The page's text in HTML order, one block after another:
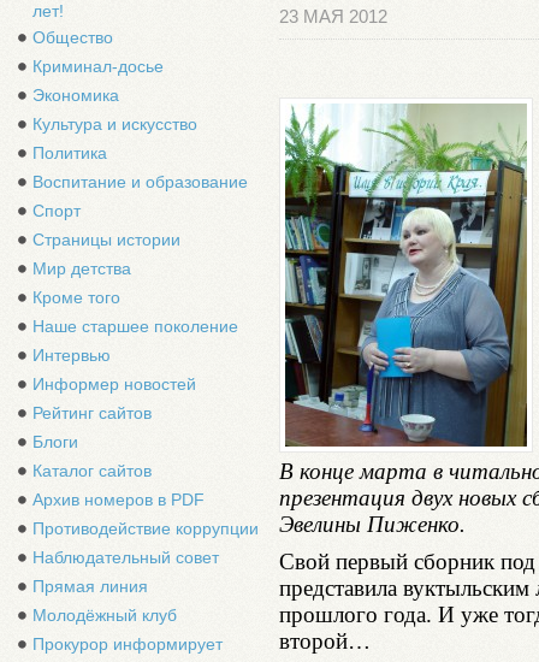
лет!
Общество
Криминал-досье
Экономика
Культура и искусство
Политика
Воспитание и образование
Спорт
Страницы истории
Мир детства
Кроме того
Наше старшее поколение
Интервью
Информер новостей
Рейтинг сайтов
Блоги
Каталог сайтов
Архив номеров в PDF
Противодействие коррупции
Наблюдательный совет
Прямая линия
Молодёжный клуб
Прокурор информирует
23 МАЯ 2012
В конце марта в
презентация двух новых
Эвелины Пиженко.
Свой первый сборник под
представила
прошлого года. И уже
второй…